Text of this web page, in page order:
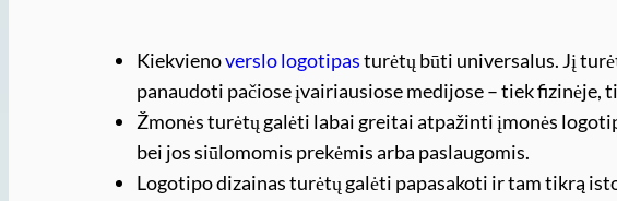
Kiekvienoverslo logotipasturėtų būti universalus. Jį
panaudoti pačiose įvairiausiose medijose – tiek fizinėje,
Žmonės turėtų galėti labai greitai atpažinti įmonės
bei jos siūlomomis prekėmis arba paslaugomis.
Logotipo dizainas turėtų galėti papasakoti ir tam tikrą